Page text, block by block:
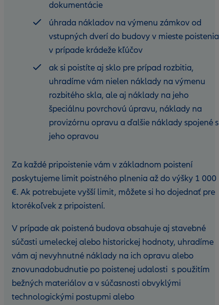
dokumentácie
úhrada nákladov na výmenu zámkov od
vstupných dverí do budovy v mieste poistenia
v prípade krádeže kľúčov
ak si poistíte aj sklo pre prípad rozbitia,
uhradíme vám nielen náklady na výmenu
rozbitého skla, ale aj náklady na jeho
špeciálnu povrchovú úpravu, náklady na
provizórnu opravu a ďalšie náklady spojené s
jeho opravou
Za každé pripoistenie vám v základnom poistení
poskytujeme limit poistného plnenia až do výšky 1 000
€. Ak potrebujete vyšší limit, môžete si ho dojednať pre
ktorékoľvek z pripoistení.
V prípade ak poistená budova obsahuje aj stavebné
súčasti umeleckej alebo historickej hodnoty, uhradíme
vám aj nevyhnutné náklady na ich opravu alebo
znovunadobudnutie po poistenej udalosti s použitím
bežných materiálov a v súčasnosti obvyklými
technologickými postupmi alebo